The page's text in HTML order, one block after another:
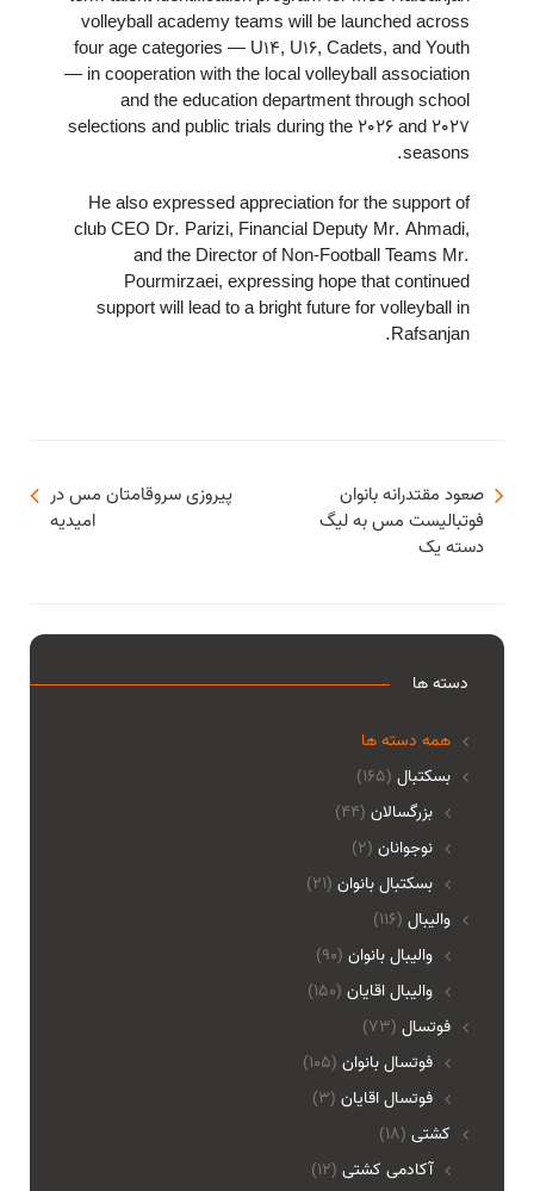
volleyball academy teams will be launched across
four age categories — U14, U16, Cadets, and Youth
— in cooperation with the local volleyball association
and the education department through school
selections and public trials during the 2026 and 2027
seasons.
He also expressed appreciation for the support of
club CEO Dr. Parizi, Financial Deputy Mr. Ahmadi,
and the Director of Non-Football Teams Mr.
Pourmirzaei, expressing hope that continued
support will lead to a bright future for volleyball in
Rafsanjan.
پیروزی سروقامتان مس در
امیدیه
صعود مقتدرانه بانوان
فوتبالیست مس به لیگ
دسته یک
دسته ها
همه دسته ها
(165) بسکتبال
بزرگسالان (44)
نوجوانان (2)
بسکتبال بانوان (21)
(116) والیبال
واليبال بانوان (90)
واليبال اقايان (150)
(73) فوتسال
فوتسال بانوان (105)
فوتسال اقايان (3)
(18) کشتی
آکادمی کشتی (12)